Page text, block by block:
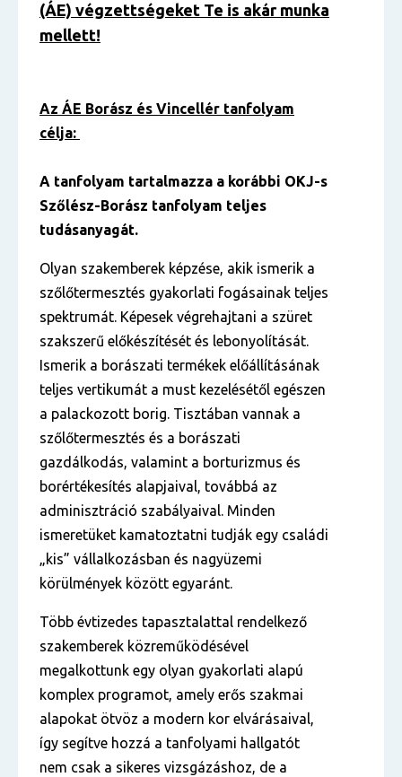
(ÁE) végzettségeket Te is akár munka
mellett!
Az ÁE Borász és Vincellér tanfolyam
célja:
A tanfolyam tartalmazza a korábbi OKJ-s
Szőlész-Borász tanfolyam teljes
tudásanyagát.
Olyan szakemberek képzése, akik ismerik a
szőlőtermesztés gyakorlati fogásainak teljes
spektrumát. Képesek végrehajtani a szüret
szakszerű előkészítését és lebonyolítását.
Ismerik a borászati termékek előállításának
teljes vertikumát a must kezelésétől egészen
a palackozott borig. Tisztában vannak a
szőlőtermesztés és a borászati
gazdálkodás, valamint a borturizmus és
borértékesítés alapjaival, továbbá az
adminisztráció szabályaival. Minden
ismeretüket kamatoztatni tudják egy családi
„kis” vállalkozásban és nagyüzemi
körülmények között egyaránt.
Több évtizedes tapasztalattal rendelkező
szakemberek közreműködésével
megalkottunk egy olyan gyakorlati alapú
komplex programot, amely erős szakmai
alapokat ötvöz a modern kor elvárásaival,
így segítve hozzá a tanfolyami hallgatót
nem csak a sikeres vizsgázáshoz, de a